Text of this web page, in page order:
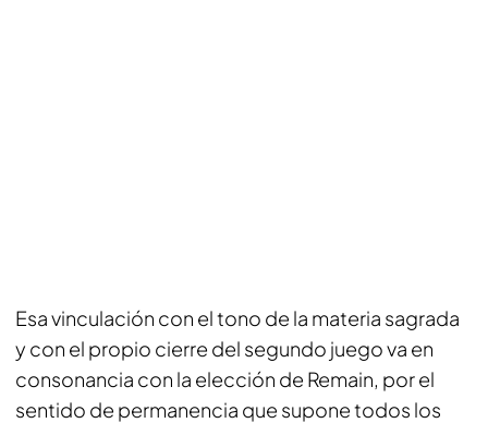
Esa vinculación con el tono de la materia sagrada
y con el propio cierre del segundo juego va en
consonancia con la elección de Remain, por el
sentido de permanencia que supone todos los